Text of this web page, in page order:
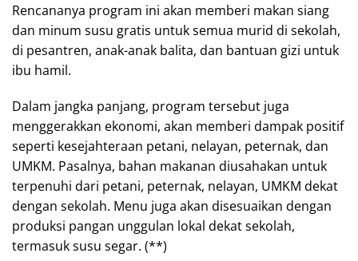
Rencananya program ini akan memberi makan siang
dan minum susu gratis untuk semua murid di sekolah,
di pesantren, anak-anak balita, dan bantuan gizi untuk
ibu hamil.
Dalam jangka panjang, program tersebut juga
menggerakkan ekonomi, akan memberi dampak positif
seperti kesejahteraan petani, nelayan, peternak, dan
UMKM. Pasalnya, bahan makanan diusahakan untuk
terpenuhi dari petani, peternak, nelayan, UMKM dekat
dengan sekolah. Menu juga akan disesuaikan dengan
produksi pangan unggulan lokal dekat sekolah,
termasuk susu segar. (**)